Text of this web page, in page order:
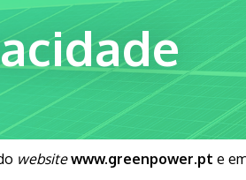
website www.greenpower.pt e